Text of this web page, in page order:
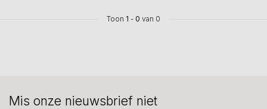
Toon 1 - 0 van 0
Mis onze nieuwsbrief niet